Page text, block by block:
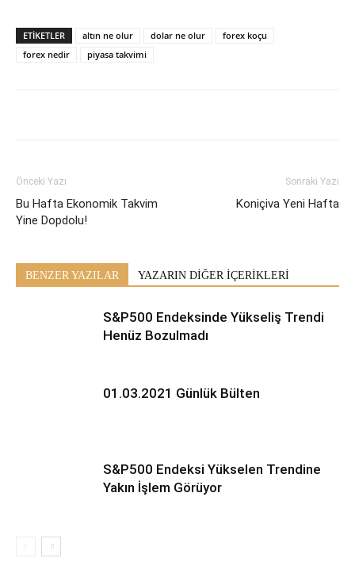
ETİKETLER altın ne olur dolar ne olur
forex koçu
forex nedir
piyasa takvimi
Önceki Yazı
Bu Hafta Ekonomik Takvim
Yine Dopdolu!
Sonraki Yazı
Koniçiva Yeni Hafta
BENZER YAZILAR YAZARIN DİĞER İÇERİKLERİ
S&P500 Endeksinde Yükseliş Trendi
Henüz Bozulmadı
01.03.2021 Günlük Bülten
S&P500 Endeksi Yükselen Trendine
Yakın İşlem Görüyor